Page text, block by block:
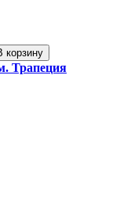
корзину
Трапеция